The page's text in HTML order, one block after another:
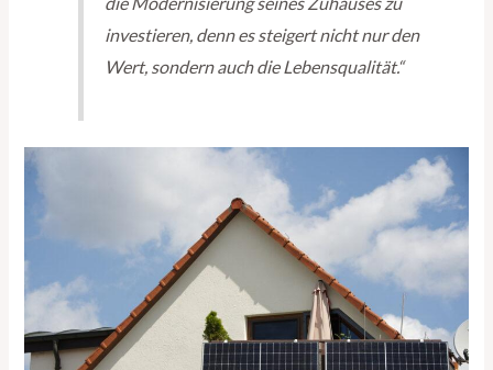
investieren, denn es steigert nicht nur den
Wert, sondern auch die Lebensqualität.“